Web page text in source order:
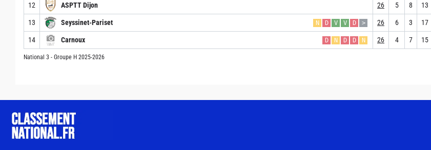
12 ASPTT Dijon 26 5 8 13
13 Seyssinet-Pariset N D V V D > 26 6 3 17
14 Carnoux D N D D N 26 4 7 15
National 3 - Groupe H 2025-2026